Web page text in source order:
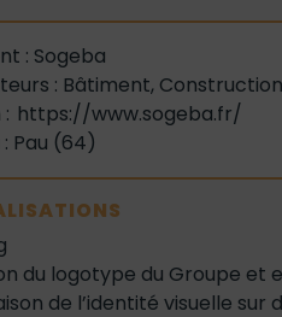
: Sogeba
: Bâtiment, Construction
: https://www.sogeba.fr/
: Pau (64)
du logotype du Groupe et
de l’identité visuelle